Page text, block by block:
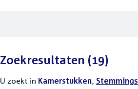
Zoekresultaten (19)
U zoekt in actieve
Kamerstukken, verwijder